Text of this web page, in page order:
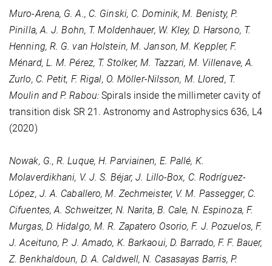
Muro-Arena, G. A., C. Ginski, C. Dominik, M. Benisty, P.
Pinilla, A. J. Bohn, T. Moldenhauer, W. Kley, D. Harsono, T.
Henning, R. G. van Holstein, M. Janson, M. Keppler, F.
Ménard, L. M. Pérez, T. Stolker, M. Tazzari, M. Villenave, A.
Zurlo, C. Petit, F. Rigal, O. Möller-Nilsson, M. Llored, T.
Moulin and P. Rabou: Spirals inside the millimeter cavity of
transition disk SR 21. Astronomy and Astrophysics 636, L4
(2020)
Nowak, G., R. Luque, H. Parviainen, E. Pallé, K.
Molaverdikhani, V. J. S. Béjar, J. Lillo-Box, C. Rodríguez-
López, J. A. Caballero, M. Zechmeister, V. M. Passegger, C.
Cifuentes, A. Schweitzer, N. Narita, B. Cale, N. Espinoza, F.
Murgas, D. Hidalgo, M. R. Zapatero Osorio, F. J. Pozuelos, F.
J. Aceituno, P. J. Amado, K. Barkaoui, D. Barrado, F. F. Bauer,
Z. Benkhaldoun, D. A. Caldwell, N. Casasayas Barris, P.